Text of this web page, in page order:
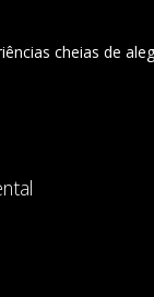
cheias de